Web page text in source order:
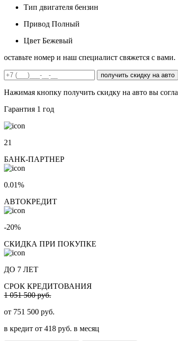
Тип двигателя бензин
Привод Полный
Цвет Бежевый
оставьте номер и наш специалист свяжется с вами.
получить скидку на авто
Нажимая кнопку получить скидку на авто вы
Гарантия 1 год
21
БАНК-ПАРТНЕР
0.01%
АВТОКРЕДИТ
-20%
СКИДКА ПРИ ПОКУПКЕ
ДО 7 ЛЕТ
СРОК КРЕДИТОВАНИЯ
1 051 500 руб.
от 751 500 руб.
в кредит от 418 руб. в месяц